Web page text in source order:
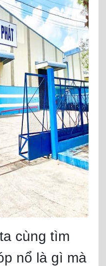
cùng tìm
nổ là gì mà